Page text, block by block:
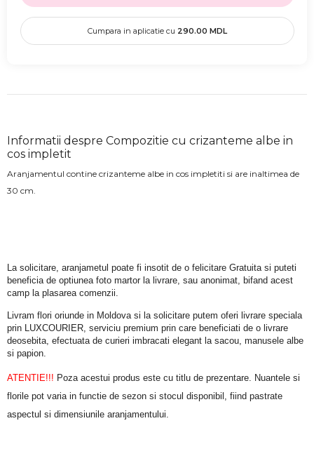
Cumpara in aplicatie cu 290.00 MDL
Informatii despre Compozitie cu crizanteme albe in
cos impletit
Aranjamentul contine crizanteme albe in cos impletiti si are inaltimea de
30 cm.
La solicitare, aranjametul poate fi insotit de o felicitare Gratuita si puteti
beneficia de optiunea foto martor la livrare, sau anonimat, bifand acest
camp la plasarea comenzii.
Livram flori oriunde in Moldova si la solicitare putem oferi livrare speciala
prin LUXCOURIER, serviciu premium prin care beneficiati de o livrare
deosebita, efectuata de curieri imbracati elegant la sacou, manusele albe
si papion.
ATENTIE!!! Poza acestui produs este cu titlu de prezentare. Nuantele si
florile pot varia in functie de sezon si stocul disponibil, fiind pastrate
aspectul si dimensiunile aranjamentului.